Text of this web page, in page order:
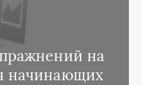
на
начинающих